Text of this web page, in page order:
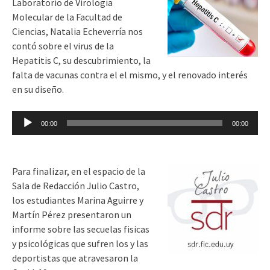
Molecular de la Facultad de
Ciencias, Natalia Echeverría nos
contó sobre el virus de la
Hepatitis C, su descubrimiento, la
falta de vacunas contra el el mismo, y el renovado interés
en su diseño.
Reproductor
00:00 00:00
Para finalizar, en el espacio de la
Sala de Redacción Julio Castro,
los estudiantes Marina Aguirre y
Martín Pérez presentaron un
informe sobre las secuelas fisicas
y psicológicas que sufren los y las
deportistas que atravesaron la